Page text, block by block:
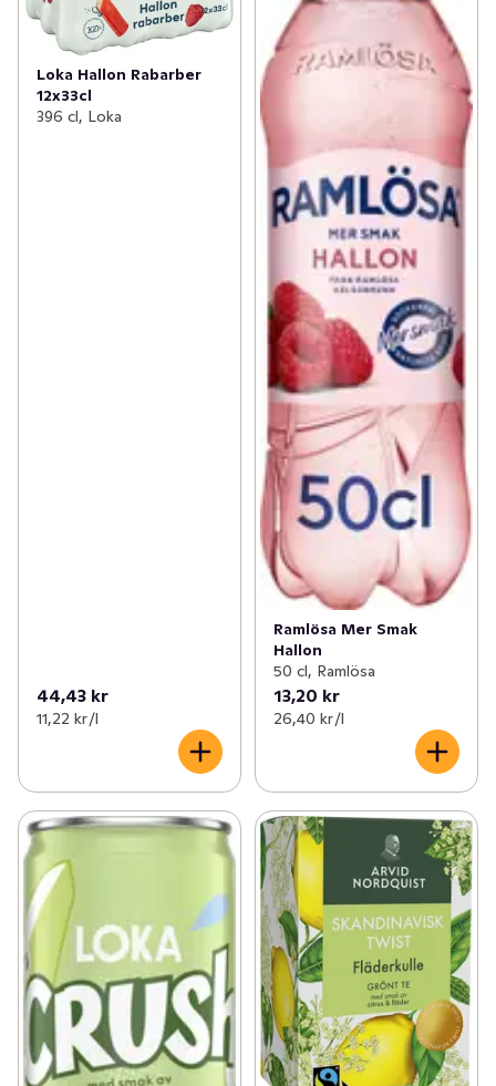
Loka Hallon Rabarber
12x33cl
396 cl, Loka
44,43 kr
11,22 kr /l
Ramlösa Mer Smak
Hallon
50 cl, Ramlösa
13,20 kr
26,40 kr /l